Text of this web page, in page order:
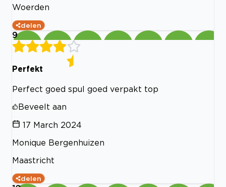
Woerden
delen
9
Perfekt
Perfect goed spul goed verpakt top
Beveelt aan
17 March 2024
Monique Bergenhuizen
Maastricht
delen